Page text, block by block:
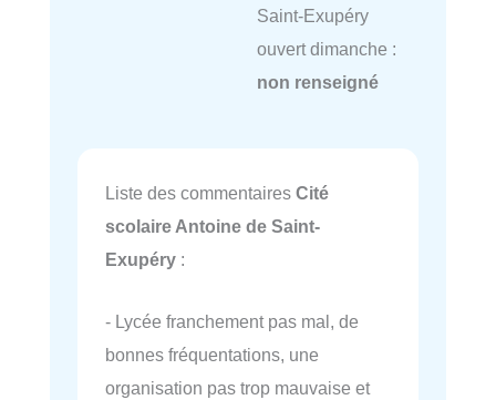
Saint-Exupéry
ouvert dimanche :
non renseigné
Liste des commentaires Cité
scolaire Antoine de Saint-
Exupéry :
- Lycée franchement pas mal, de
bonnes fréquentations, une
organisation pas trop mauvaise et